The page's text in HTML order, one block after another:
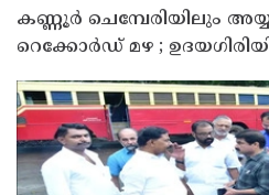
കണ്ണൂർ ചെമ്പേരിയിലും
റെക്കോർഡ് മഴ ;